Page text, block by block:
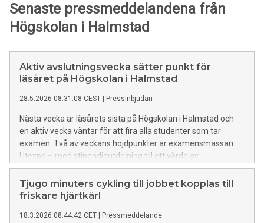
Senaste pressmeddelandena från
Högskolan i Halmstad
Aktiv avslutningsvecka sätter punkt för
läsåret på Högskolan i Halmstad
28.5.2026 08:31:08 CEST Pressinbjudan
Nästa vecka är läsårets sista på Högskolan i Halmstad och
en aktiv vecka väntar för att fira alla studenter som tar
examen. Två av veckans höjdpunkter är examensmässan
Utexpo – med stipendieutdelning till ett värde av
hundratusentals kronor – och avslutningshögtiden på
Halmstad Arena.
Tjugo minuters cykling till jobbet kopplas till
friskare hjärtkärl
18.3.2026 08:44:42 CET Pressmeddelande